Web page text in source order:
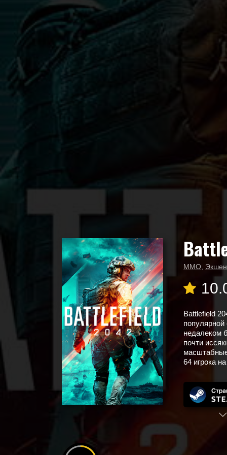
Главная
Новые игры
Battlefield 2042
MMO Экшен
Battlefield
популярной
недалеком
почти
64 игрока